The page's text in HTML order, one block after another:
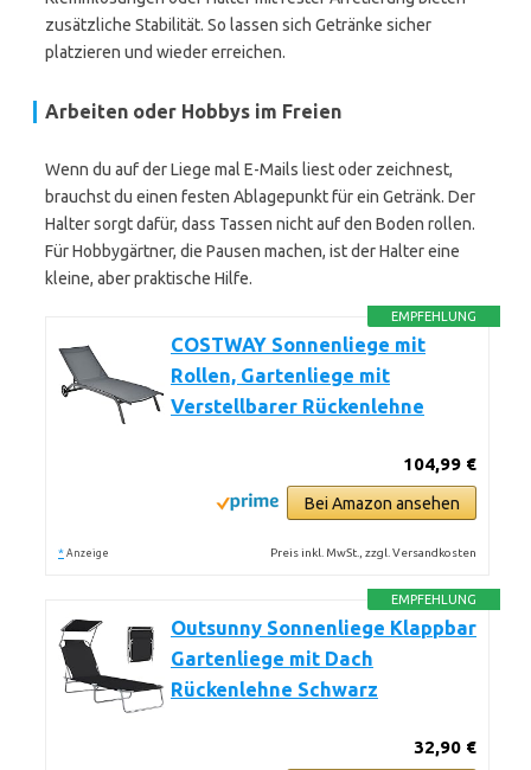
zusätzliche Stabilität. So lassen sich Getränke sicher
platzieren und wieder erreichen.
Arbeiten oder Hobbys im Freien
Wenn du auf der Liege mal E-Mails liest oder zeichnest,
brauchst du einen festen Ablagepunkt für ein Getränk. Der
Halter sorgt dafür, dass Tassen nicht auf den Boden rollen.
Für Hobbygärtner, die Pausen machen, ist der Halter eine
kleine, aber praktische Hilfe.
EMPFEHLUNG
COSTWAY Sonnenliege mit
Rollen, Gartenliege mit
Verstellbarer Rückenlehne
104,99 €
Bei Amazon ansehen
* Anzeige Preis inkl. MwSt., zzgl. Versandkosten
EMPFEHLUNG
Outsunny Sonnenliege Klappbar
Gartenliege mit Dach
Rückenlehne Schwarz
32,90 €